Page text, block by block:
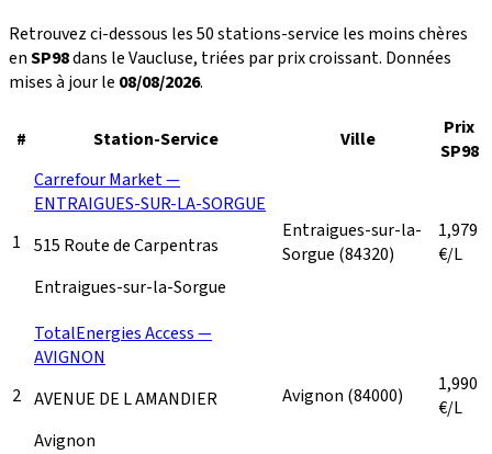
Retrouvez ci-dessous les 50 stations-service les moins chères
enSP98dans le Vaucluse, triées par prix croissant. Données
mises à jour le 08/08/2026.
# Station-Service Ville
Prix
SP98
1
Carrefour Market —
ENTRAIGUES-SUR-LA-SORGUE
515 Route de Carpentras
Entraigues-sur-la-Sorgue
Entraigues-sur-la-
Sorgue (84320)
1,979
€/L
2
TotalEnergies Access —
AVIGNON
AVENUE DE L AMANDIER
Avignon
Avignon (84000)
1,990
€/L